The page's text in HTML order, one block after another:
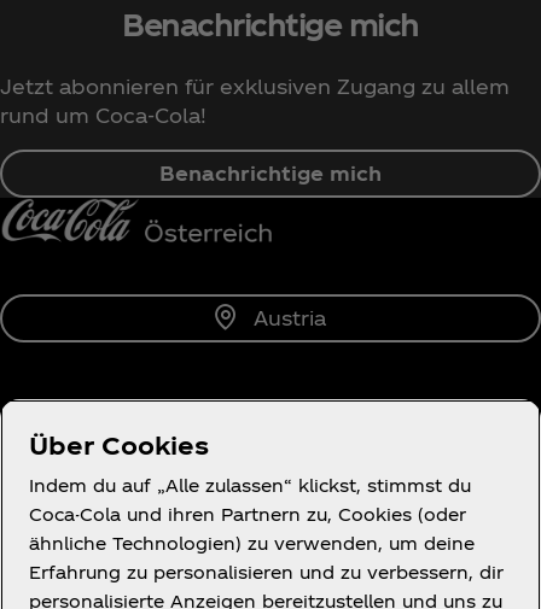
Benachrichtige mich
Jetzt abonnieren für exklusiven Zugang zu allem
rund um Coca‑Cola!
Benachrichtige mich
Austria
Über uns
Wir helfen gern.
Über Cookies
Indem du auf „Alle zulassen“ klickst, stimmst du
Coca-Cola und ihren Partnern zu, Cookies (oder
ähnliche Technologien) zu verwenden, um deine
Erfahrung zu personalisieren und zu verbessern, dir
personalisierte Anzeigen bereitzustellen und uns zu